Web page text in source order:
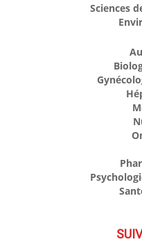
Sciences